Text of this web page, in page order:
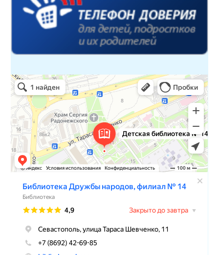
Детская библиотека № 14 Дружбы народов
Библиотека в Севастополе